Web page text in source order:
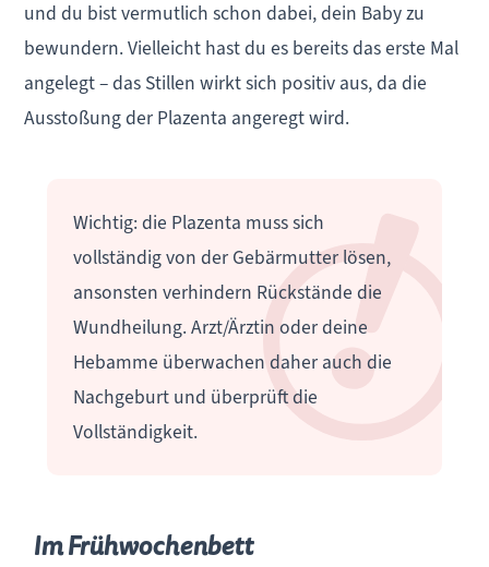
und du bist vermutlich schon dabei, dein Baby zu
bewundern. Vielleicht hast du es bereits das erste Mal
angelegt – das Stillen wirkt sich positiv aus, da die
Ausstoßung der Plazenta angeregt wird.
Wichtig: die Plazenta muss sich
vollständig von der Gebärmutter lösen,
ansonsten verhindern Rückstände die
Wundheilung. Arzt/Ärztin oder deine
Hebamme überwachen daher auch die
Nachgeburt und überprüft die
Vollständigkeit.
Im Frühwochenbett